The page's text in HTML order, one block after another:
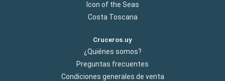
Icon of the Seas
Costa Toscana
Cruceros.uy
¿Quiénes somos?
Preguntas frecuentes
Condiciones generales de venta